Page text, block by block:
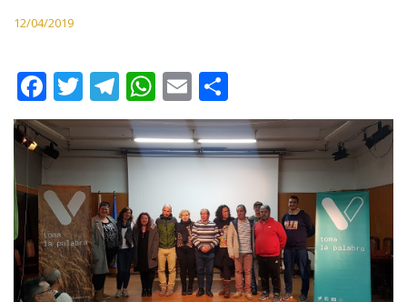
12/04/2019
F
ac
e
b
o
o
k
T
w
itt
er
T
el
e
gr
a
m
W
h
at
s
A
p
p
E
m
ai
l
o
m
p
ar
ti
r